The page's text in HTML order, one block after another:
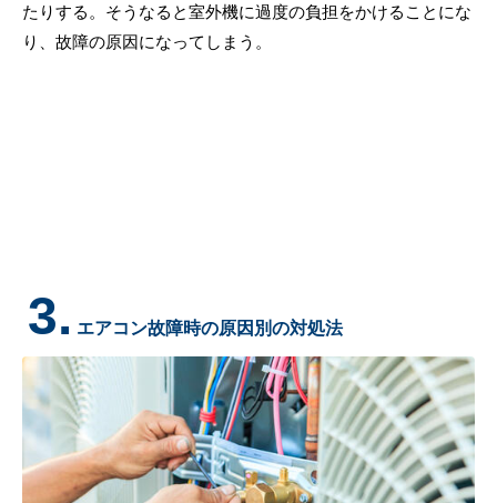
たりする。そうなると室外機に過度の負担をかけることにな
り、故障の原因になってしまう。
3. エアコン故障時の原因別の対処法